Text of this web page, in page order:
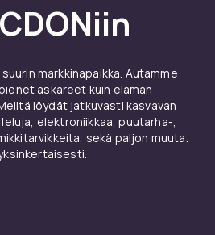
eikä jätä valkoisia
on levittää tuotteen
sekunneissa,
vai
ja torjuu hajua mutta ei
myös suojaa
markkinapaikka. Autamme
askareet kuin elämän
löydät jatkuvasti kasvavan
elektroniikkaa, puutarha-,
sekä paljon muuta.